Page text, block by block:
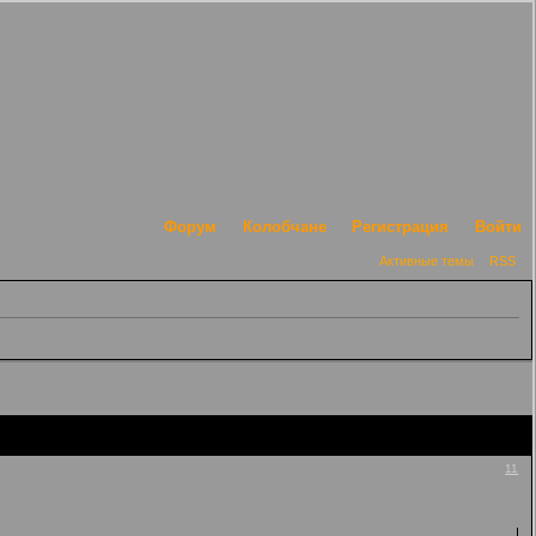
Форум Колобчане Регистрация Войти
Активные темы RSS
11